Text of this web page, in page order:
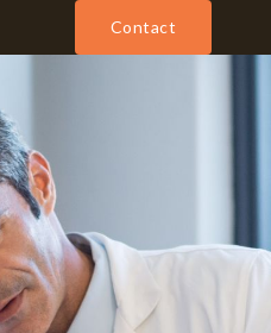
Contact